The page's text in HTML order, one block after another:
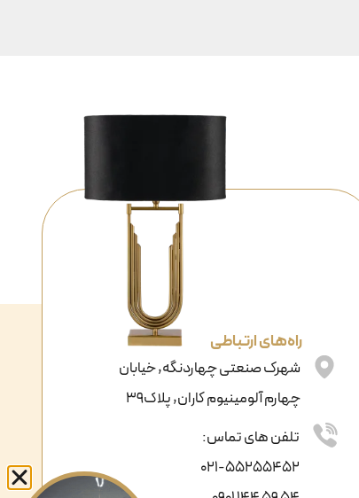
راه‌های ارتباطی
شهرک صنعتی چهاردنگه, خیابان
چهارم آلومینیوم کاران, پلاک39
تلفن های تماس:
021-55255452